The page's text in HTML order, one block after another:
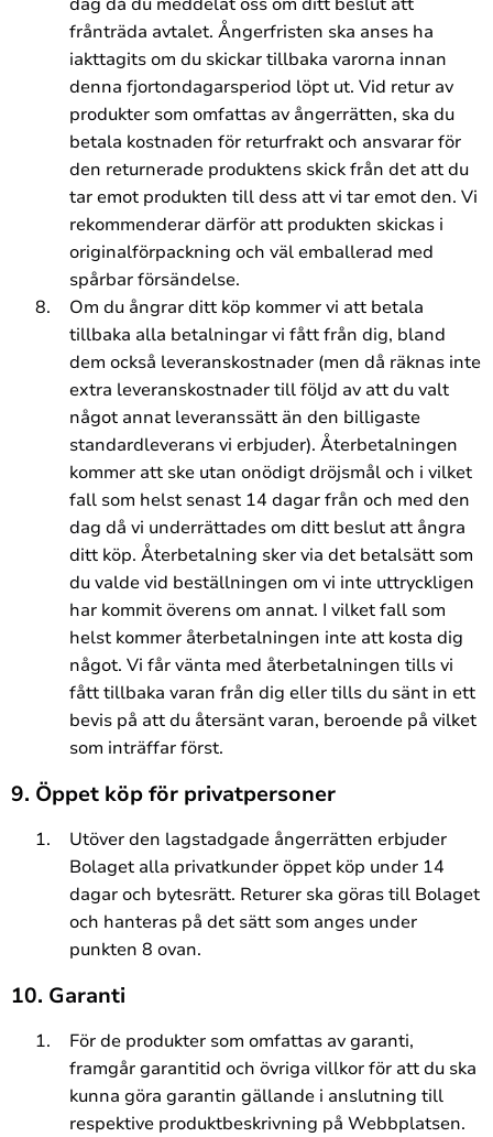
frånträda avtalet. Ångerfristen ska anses ha
iakttagits om du skickar tillbaka varorna innan
denna fjortondagarsperiod löpt ut. Vid retur av
produkter som omfattas av ångerrätten, ska du
betala kostnaden för returfrakt och ansvarar för
den returnerade produktens skick från det att du
tar emot produkten till dess att vi tar emot den. Vi
rekommenderar därför att produkten skickas i
originalförpackning och väl emballerad med
spårbar försändelse.
Om du ångrar ditt köp kommer vi att betala
tillbaka alla betalningar vi fått från dig, bland
dem också leveranskostnader (men då räknas inte
extra leveranskostnader till följd av att du valt
något annat leveranssätt än den billigaste
standardleverans vi erbjuder). Återbetalningen
kommer att ske utan onödigt dröjsmål och i vilket
fall som helst senast 14 dagar från och med den
dag då vi underrättades om ditt beslut att ångra
ditt köp. Återbetalning sker via det betalsätt som
du valde vid beställningen om vi inte uttryckligen
har kommit överens om annat. I vilket fall som
helst kommer återbetalningen inte att kosta dig
något. Vi får vänta med återbetalningen tills vi
fått tillbaka varan från dig eller tills du sänt in ett
bevis på att du återsänt varan, beroende på vilket
som inträffar först.
9. Öppet köp för privatpersoner
Utöver den lagstadgade ångerrätten erbjuder
Bolaget alla privatkunder öppet köp under 14
dagar och bytesrätt. Returer ska göras till Bolaget
och hanteras på det sätt som anges under
punkten 8 ovan.
10. Garanti
För de produkter som omfattas av garanti,
framgår garantitid och övriga villkor för att du ska
kunna göra garantin gällande i anslutning till
respektive produktbeskrivning på Webbplatsen.